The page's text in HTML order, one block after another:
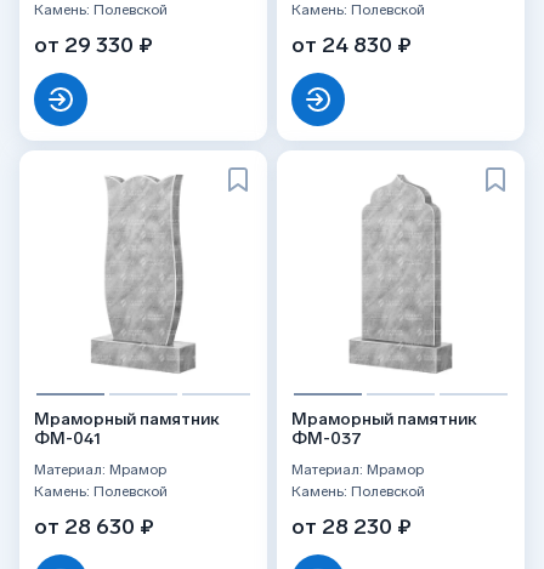
Камень: Полевской
от 29 330 ₽
Камень: Полевской
от 24 830 ₽
Мраморный памятник
ФМ-041
Материал: Мрамор
Камень: Полевской
от 28 630 ₽
Мраморный памятник
ФМ-037
Материал: Мрамор
Камень: Полевской
от 28 230 ₽